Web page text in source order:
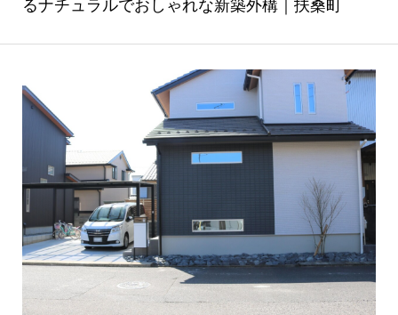
るナチュラルでおしゃれな新築外構｜扶桑町